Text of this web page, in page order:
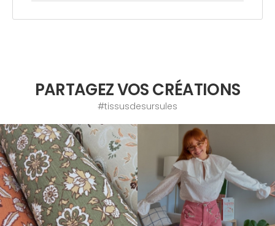
PARTAGEZ VOS CRÉATIONS
#tissusdesursules